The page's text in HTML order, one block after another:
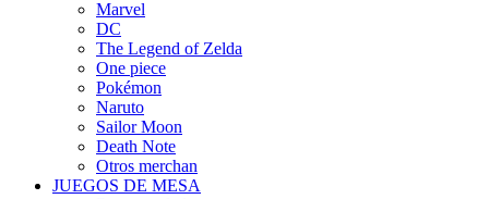
Marvel
DC
The Legend of Zelda
One piece
Pokémon
Naruto
Sailor Moon
Death Note
Otros merchan
JUEGOS DE MESA